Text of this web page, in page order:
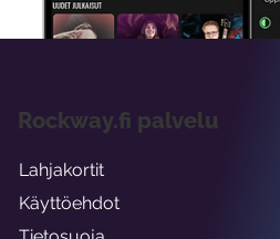
Rockway.fi palvelu
Lahjakortit
Käyttöehdot